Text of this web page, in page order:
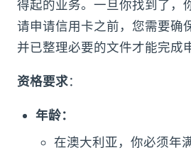
得起的业务。一旦你找到了，
请申请信用卡之前，您需要确
并已整理必要的文件才能完成
资格要求：
年龄：
在澳大利亚，你必须年